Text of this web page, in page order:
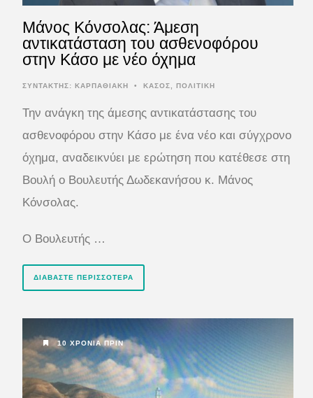
Μάνος Κόνσολας: Άμεση
αντικατάσταση του ασθενοφόρου
στην Κάσο με νέο όχημα
ΣΥΝΤΆΚΤΗΣ: ΚΑΡΠΑΘΙΑΚΗ • ΚΑΣΟΣ ΠΟΛΙΤΙΚΗ
Την ανάγκη της άμεσης αντικατάστασης του
ασθενοφόρου στην Κάσο με ένα νέο και σύγχρονο
όχημα, αναδεικνύει με ερώτηση που κατέθεσε στη
Βουλή ο Βουλευτής Δωδεκανήσου κ. Μάνος
Κόνσολας.
Ο Βουλευτής …
ΔΙΑΒΆΣΤΕ ΠΕΡΙΣΣΌΤΕΡΑ
10 ΧΡΌΝΙΑ ΠΡΙΝ